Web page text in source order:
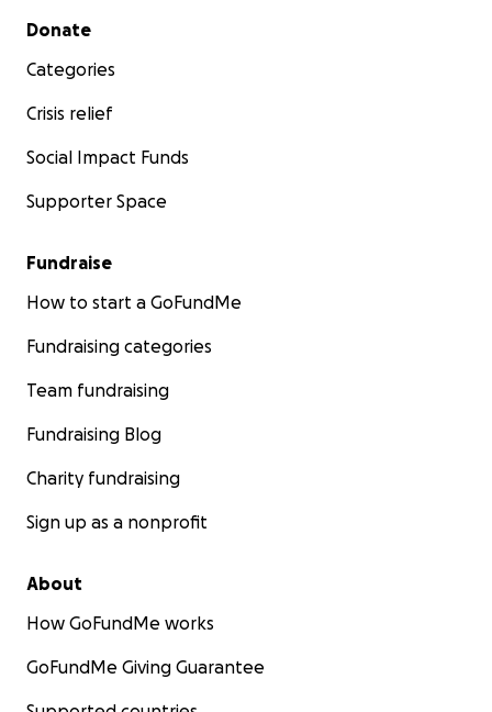
Secondary menu
Donate
Categories
Crisis relief
Social Impact Funds
Supporter Space
Fundraise
How to start a GoFundMe
Fundraising categories
Team fundraising
Fundraising Blog
Charity fundraising
Sign up as a nonprofit
About
How GoFundMe works
GoFundMe Giving Guarantee